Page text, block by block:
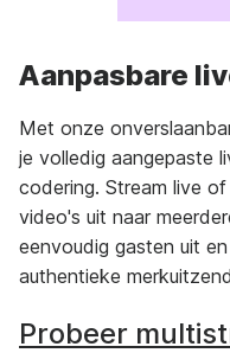
Aanpasbare
Met onze
je volledig aangepaste
codering. Stream live
video's uit naar
eenvoudig gasten uit
authentieke
Probeer